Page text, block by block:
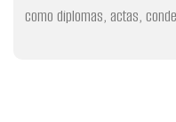
como diplomas, actas,